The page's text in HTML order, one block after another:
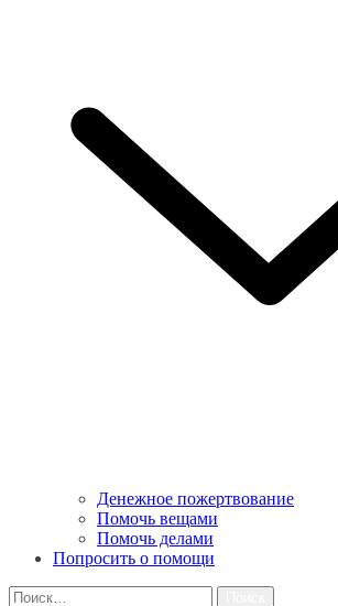
Денежное пожертвование
Помочь вещами
Помочь делами
Попросить о помощи
Найти: